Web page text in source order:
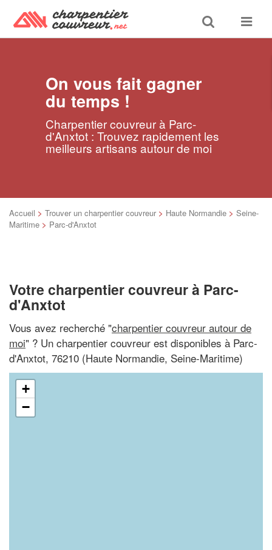
Toggle
search
Toggle
On vous fait gagner
du temps !
Charpentier couvreur à Parc-
d'Anxtot : Trouvez rapidement les
meilleurs artisans autour de moi
Accueil > Trouver un charpentier couvreur > Haute Normandie > Seine-
Maritime > Parc-d'Anxtot
Votre charpentier couvreur à Parc-
d'Anxtot
Vous avez recherché "charpentier couvreur autour de
moi" ? Un charpentier couvreur est disponibles à Parc-
d'Anxtot, 76210 (Haute Normandie, Seine-Maritime)
+
−